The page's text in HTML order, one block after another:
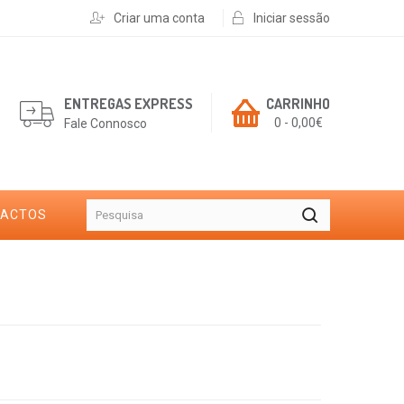
Criar uma conta Iniciar sessão
CARRINHO
0 - 0,00€
ENTREGAS EXPRESS
Fale Connosco